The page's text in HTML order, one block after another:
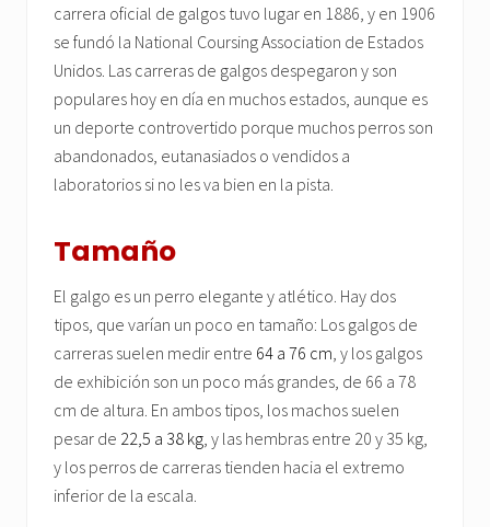
carrera oficial de galgos tuvo lugar en 1886, y en 1906
se fundó la National Coursing Association de Estados
Unidos. Las carreras de galgos despegaron y son
populares hoy en día en muchos estados, aunque es
un deporte controvertido porque muchos perros son
abandonados, eutanasiados o vendidos a
laboratorios si no les va bien en la pista.
Tamaño
El galgo es un perro elegante y atlético. Hay dos
tipos, que varían un poco en tamaño: Los galgos de
carreras suelen medir entre 64 a 76 cm , y los galgos
de exhibición son un poco más grandes, de 66 a 78
cm de altura. En ambos tipos, los machos suelen
pesar de 22,5 a 38 kg , y las hembras entre 20 y 35 kg,
y los perros de carreras tienden hacia el extremo
inferior de la escala.